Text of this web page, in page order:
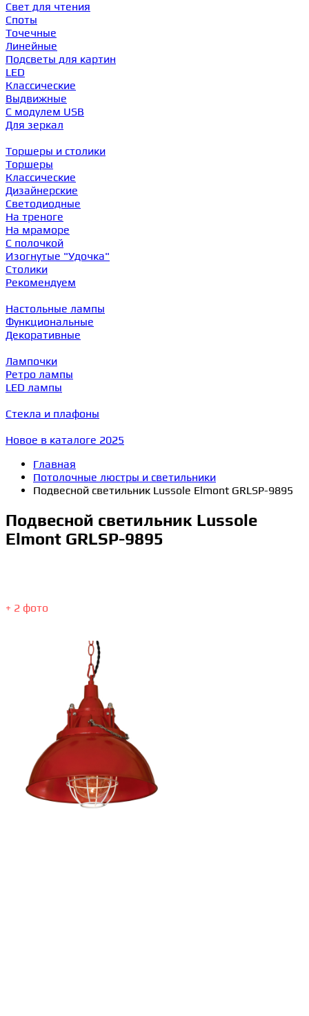
Свет для чтения
Споты
Точечные
Линейные
Подсветы для картин
LED
Классические
Выдвижные
С модулем USB
Для зеркал
Торшеры и столики
Торшеры
Классические
Дизайнерские
Светодиодные
На треноге
На мраморе
С полочкой
Изогнутые "Удочка"
Столики
Рекомендуем
Настольные лампы
Функциональные
Декоративные
Лампочки
Ретро лампы
LED лампы
Стекла и плафоны
Новое в каталоге 2025
Главная
Потолочные люстры и светильники
Подвесной светильник Lussole Elmont GRLSP-9895
Подвесной светильник Lussole
Elmont GRLSP-9895
+ 2 фото